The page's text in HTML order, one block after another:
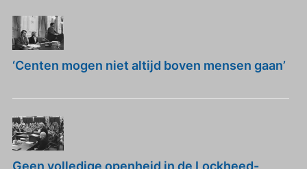
‘Centen mogen niet altijd boven mensen gaan’
Geen volledige openheid in de Lockheed-